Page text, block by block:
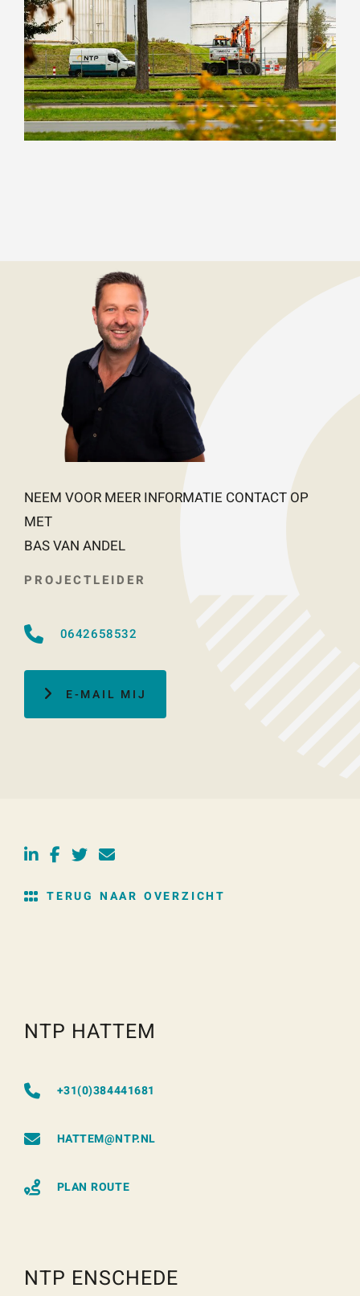
NEEM VOOR MEER INFORMATIE CONTACT OP
MET
BAS VAN ANDEL
PROJECTLEIDER
0642658532
E-MAIL MIJ
TERUG NAAR OVERZICHT
NTP HATTEM
+31(0)384441681
HATTEM@NTP.NL
PLAN ROUTE
NTP ENSCHEDE